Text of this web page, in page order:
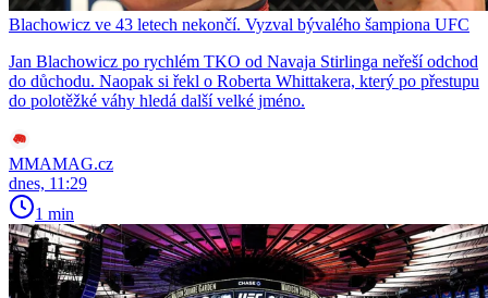
Blachowicz ve 43 letech nekončí. Vyzval bývalého šampiona UFC
Jan Blachowicz po rychlém TKO od Navaja Stirlinga neřeší odchod
do důchodu. Naopak si řekl o Roberta Whittakera, který po přestupu
do polotěžké váhy hledá další velké jméno.
MMAMAG.cz
dnes, 11:29
1 min